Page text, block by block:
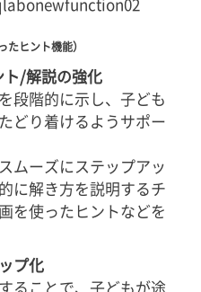
たヒント機能）
ト/解説の強化
段階的に示し、子ども
どり着けるようサポー
ムーズにステップアッ
に解き方を説明するチ
を使ったヒントなどを
プ化
ることで、子どもが途